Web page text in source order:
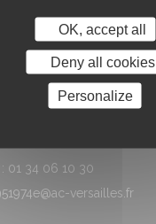
ARMAND
Proust
01 34 06 10 30
versailles.fr
OK, accept all
Deny all cookies
Personalize